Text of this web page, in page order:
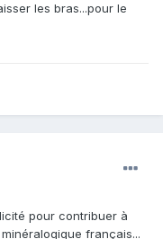
les bras...pour le
pour contribuer à
français...